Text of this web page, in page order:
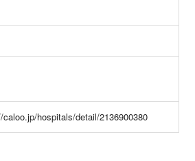
caloo.jp/hospitals/detail/2136900380